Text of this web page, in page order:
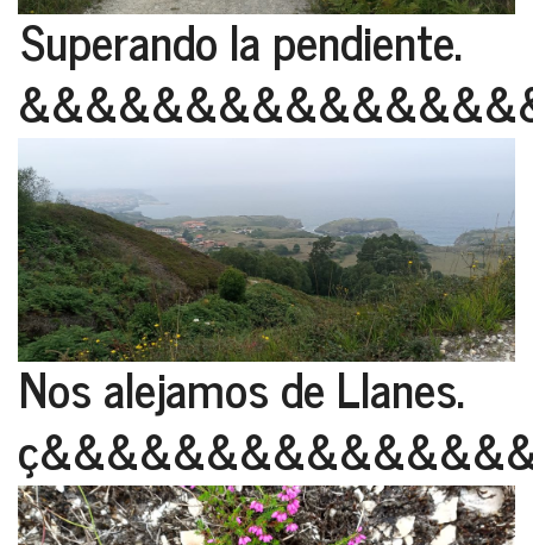
Superando la pendiente.
Nos alejamos de Llanes.